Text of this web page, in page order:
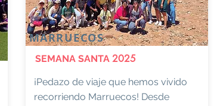
MARRUECOS
SEMANA SANTA 2025
¡Pedazo de viaje que hemos vivido
recorriendo Marruecos! Desde